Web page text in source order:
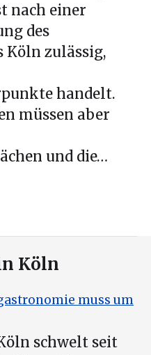
nach einer
des
zulässig,
handelt.
müssen aber
und die…
Köln
muss um
schwelt seit